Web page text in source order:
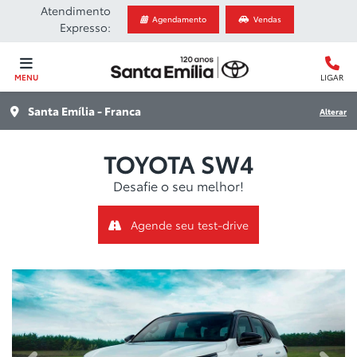
Atendimento
Expresso:
Agendamento Vendas
MENU LIGAR
Santa Emília - Franca Alterar
TOYOTA SW4
Desafie o seu melhor!
Agende seu test-drive